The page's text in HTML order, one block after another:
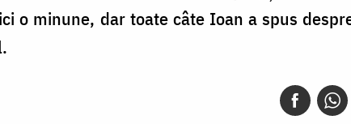
o minune, dar toate câte Ioan a spus